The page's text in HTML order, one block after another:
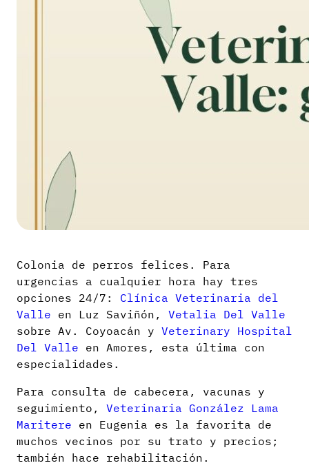
Colonia de perros felices. Para
urgencias a cualquier hora hay tres
opciones 24/7: Clínica Veterinaria del
Valle en Luz Saviñón, Vetalia Del Valle
sobre Av. Coyoacán y Veterinary Hospital
Del Valle en Amores, esta última con
especialidades.
Para consulta de cabecera, vacunas y
seguimiento, Veterinaria González Lama
Maritere en Eugenia es la favorita de
muchos vecinos por su trato y precios;
también hace rehabilitación.